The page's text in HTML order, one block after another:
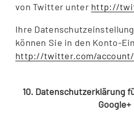
von Twitter unter http://
Ihre
können Sie in den Konto-
http://twitter.com/
10. Datenschutzerklärung
Google+